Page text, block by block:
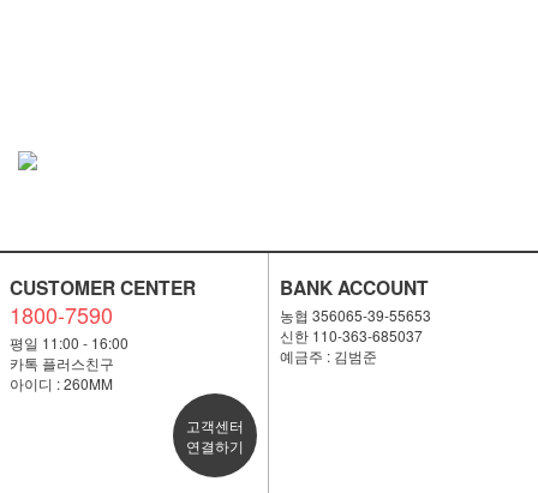
CUSTOMER CENTER
1800-7590
평일 11:00 - 16:00
카톡 플러스친구
아이디 : 260MM
고객센터
연결하기
BANK ACCOUNT
농협 356065-39-55653
신한 110-363-685037
예금주 : 김범준